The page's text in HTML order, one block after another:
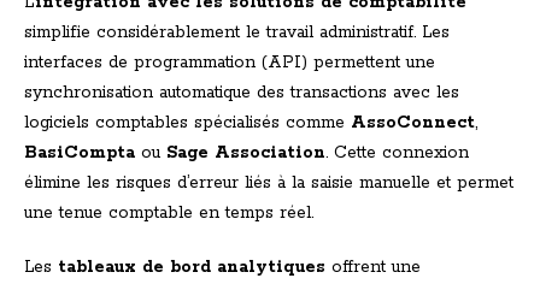
simplifie considérablement le travail administratif. Les
interfaces de programmation (API) permettent une
synchronisation automatique des transactions avec les
logiciels comptables spécialisés comme AssoConnect,
BasiCompta ou Sage Association. Cette connexion
élimine les risques d’erreur liés à la saisie manuelle et permet
une tenue comptable en temps réel.
Les tableaux de bord analytiques offrent une